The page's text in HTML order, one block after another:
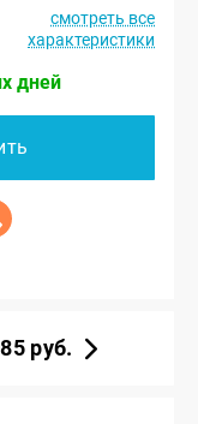
смотреть все
характеристики
дней
руб.